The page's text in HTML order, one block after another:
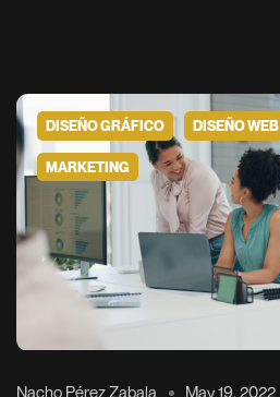
DISEÑO GRÁFICO DISEÑO WEB
MARKETING
Nacho Pérez Zabala May 19, 2022